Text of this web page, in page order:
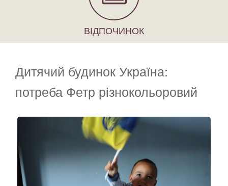
ВІДПОЧИНОК
Дитячий будинок Україна:
потреба Фетр різнокольоровий